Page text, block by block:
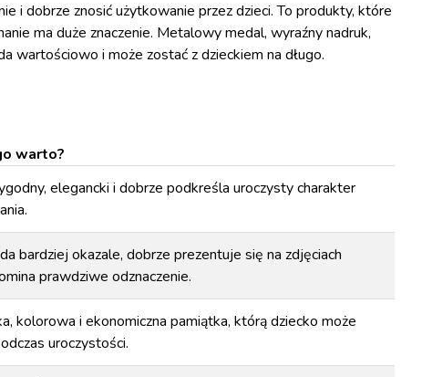
i dobrze znosić użytkowanie przez dzieci. To produkty, które
ma duże znaczenie. Metalowy medal, wyraźny nadruk,
wartościowo i może zostać z dzieckiem na długo.
warto?
elegancki i dobrze podkreśla uroczysty charakter
bardziej okazale, dobrze prezentuje się na zdjęciach
prawdziwe odznaczenie.
kolorowa i ekonomiczna pamiątka, którą dziecko może
uroczystości.